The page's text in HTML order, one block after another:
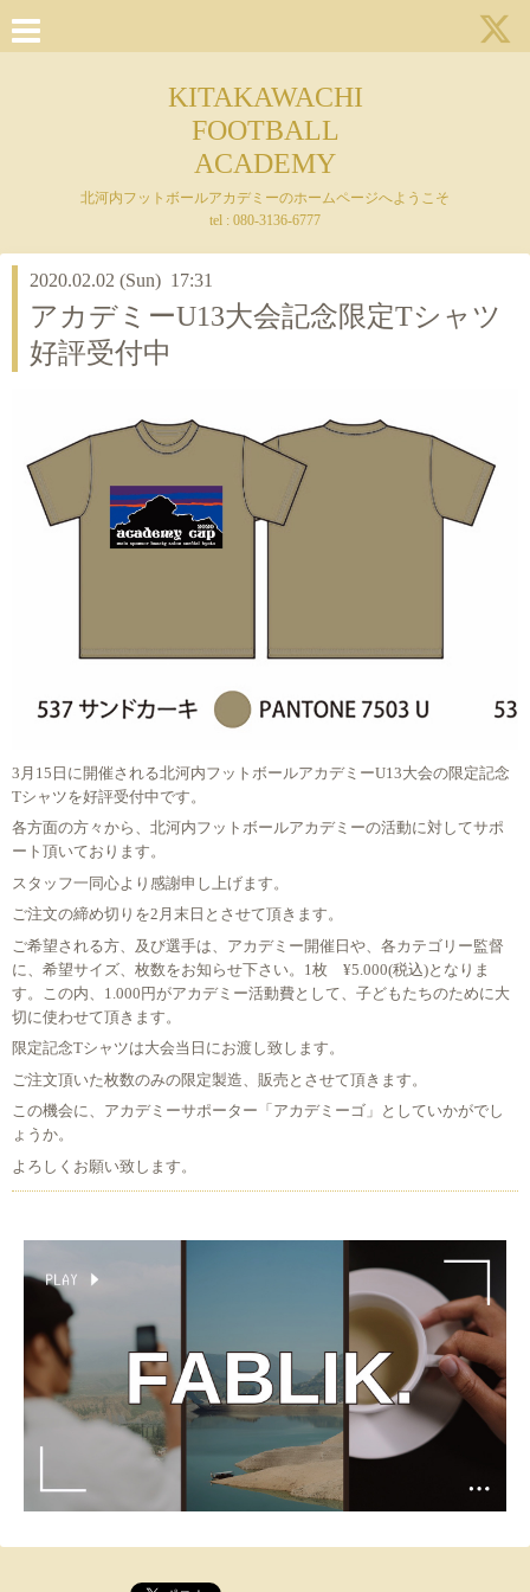
KITAKAWACHI
FOOTBALL
ACADEMY
北河内フットボールアカデミーのホームページへようこそ
tel : 080-3136-6777
2020.02.02 (Sun) 17:31
アカデミーU13大会記念限定Tシャツ
好評受付中
3月15日に開催される北河内フットボールアカデミーU13大会の限定記念
Tシャツを好評受付中です。
各方面の方々から、北河内フットボールアカデミーの活動に対してサポ
ート頂いております。
スタッフ一同心より感謝申し上げます。
ご注文の締め切りを2月末日とさせて頂きます。
ご希望される方、及び選手は、アカデミー開催日や、各カテゴリー監督
に、希望サイズ、枚数をお知らせ下さい。1枚 ¥5.000(税込)となりま
す。この内、1.000円がアカデミー活動費として、子どもたちのために大
切に使わせて頂きます。
限定記念Tシャツは大会当日にお渡し致します。
ご注文頂いた枚数のみの限定製造、販売とさせて頂きます。
この機会に、アカデミーサポーター「アカデミーゴ」としていかがでし
ょうか。
よろしくお願い致します。